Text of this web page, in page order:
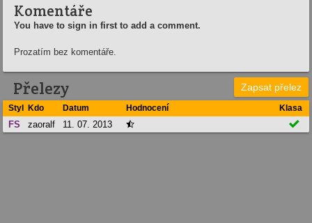
Komentáře
You have to sign in first to add a comment.
Prozatím bez komentáře.
Přelezy Zapsat přelez
Styl Kdo Datum Hodnocení Klasa
FS zaoralf 11. 07. 2013  